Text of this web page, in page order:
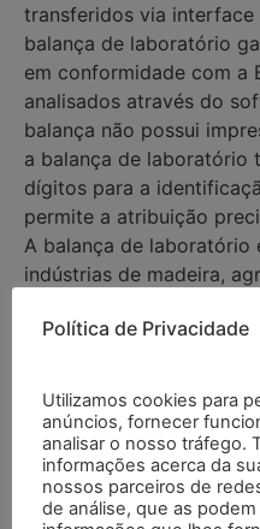
transferidos via interface
balança de laboratório
em conformidade com a
analisados através do
balança não possui
a balança de laboratório
dígitos para a
permite a atribuição
A balança de laboratório
indústrias de madeira,
granulados. Fornece
– Faixa de pesagem: 400
Política de Privacidade
Utilizamos cookies para
anúncios, fornecer
analisar o nosso tráfego.
informações acerca da
nossos parceiros de
de análise, que as